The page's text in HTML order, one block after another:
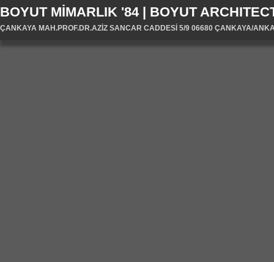
BOYUT MİMARLIK '84 | BOYUT
ÇANKAYA MAH.PROF.DR.AZİZ SANCAR CADDESİ 5/9 06680 ÇANKAYA/